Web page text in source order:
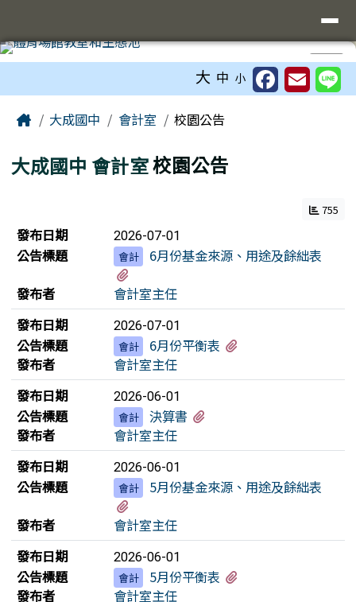
⏸
大 中 小
Home大成國中 會計室 校園公告
大成國中 會計室校園公告
755
新聞列表
發布日期 2026-07-01
公告標題 會計
6月份基金來源、用途及餘絀表
發布者
會計室主任
發布日期
2026-07-01
公告標題 會計 6月份平衡表
發布者
會計室主任
發布日期
2026-06-01
公告標題 會計 決算書
發布者
會計室主任
發布日期
2026-06-01
公告標題 會計
5月份基金來源、用途及餘絀表
發布者
會計室主任
發布日期
2026-06-01
公告標題 會計 5月份平衡表
發布者
會計室主任